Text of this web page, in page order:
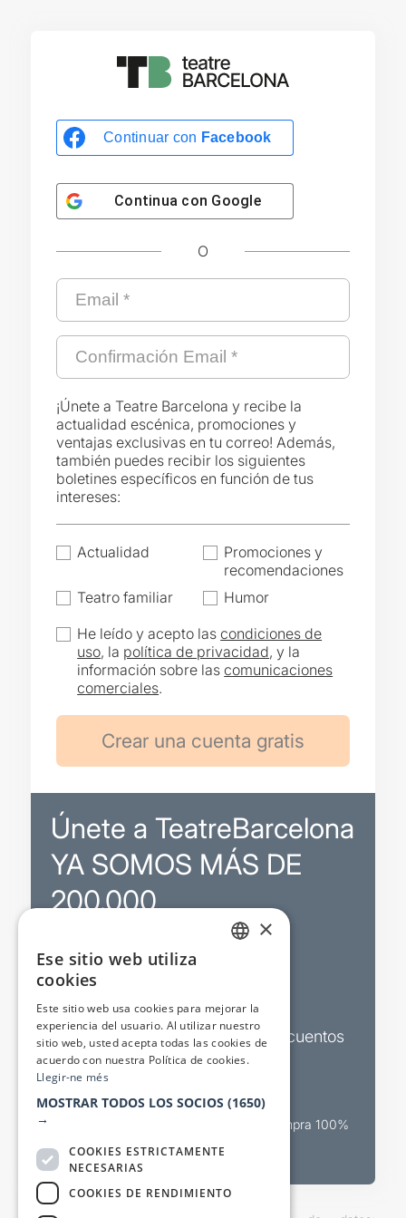
Continuar con Facebook
Continua con Google
O
¡Únete a Teatre Barcelona y recibe la
actualidad escénica, promociones y
ventajas exclusivas en tu correo! Además,
también puedes recibir los siguientes
boletines específicos en función de tus
intereses:
Actualidad
Promociones y
recomendaciones
Teatro familiar
Humor
He leído y acepto lascondiciones de
uso, la política de privacidad, y la
información sobre lascomunicaciones
comerciales.
Únete a TeatreBarcelona
YA SOMOS MÁS DE
200.000
Promociones
Boletines de actualidad y descuentos
Valora espectáculos
Canal oficial de venta teatral Compra 100%
×
Ese sitio web utiliza
cookies
Este sitio web usa cookies para mejorar la
experiencia del usuario. Al utilizar nuestro
sitio web, usted acepta todas las cookies de
acuerdo con nuestra Política de cookies.
Llegir-ne més
MOSTRAR TODOS LOS SOCIOS (1650)
→
COOKIES ESTRICTAMENTE
NECESARIAS
COOKIES DE RENDIMIENTO